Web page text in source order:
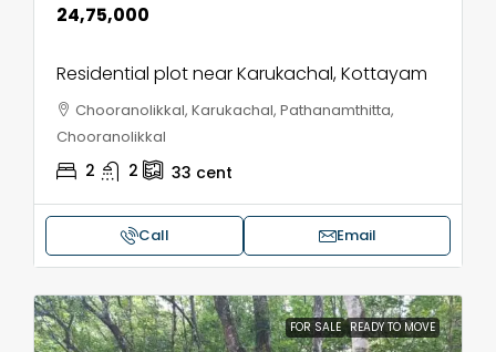
₹24,75,000
Residential plot near Karukachal, Kottayam
Chooranolikkal, Karukachal, Pathanamthitta,
Chooranolikkal
2 2 33 cent
Call Email
FOR SALE READY TO MOVE